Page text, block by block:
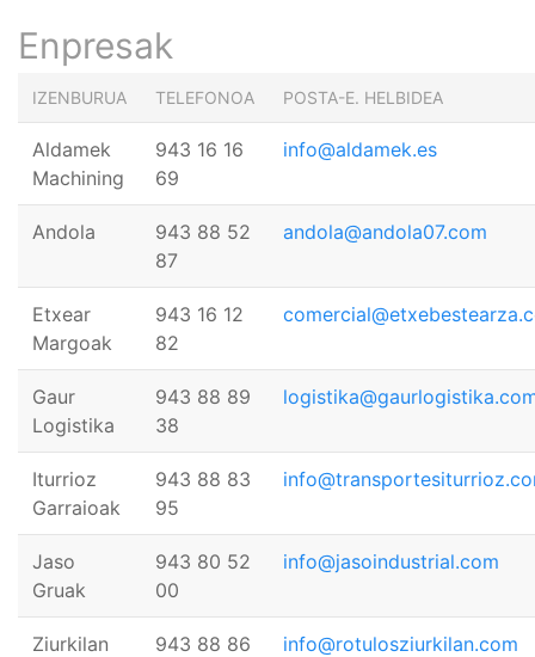
Enpresak
IZENBURUA TELEFONOA POSTA-E. HELBIDEA
Aldamek
Machining
943 16 16
69
info@aldamek.es
Andola
943 88 52
87
andola@andola07.com
Etxear
Margoak
943 16 12
82
Gaur
Logistika
943 88 89
38
Iturrioz
Garraioak
943 88 83
95
Jaso
Gruak
943 80 52
00
info@jasoindustrial.com
Ziurkilan
943 88 86
info@rotulosziurkilan.com